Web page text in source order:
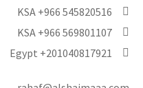
KSA +966 545820516
KSA +966 569801107
Egypt +201040817921